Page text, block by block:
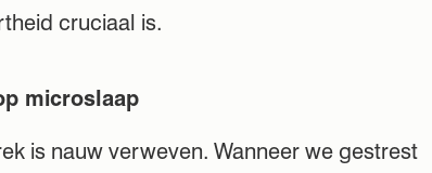
cruciaal is.
microslaap
is nauw verweven. Wanneer we gestrest